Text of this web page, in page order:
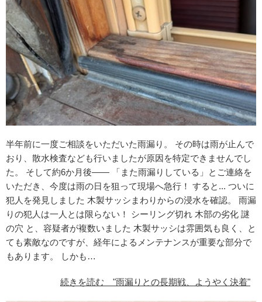
半年前に一度ご相談をいただいた雨漏り。 その時は雨が止んで
おり、散水検査なども行いましたが原因を特定できませんでし
た。 そして約6か月後―― 「また雨漏りしている」とご連絡を
いただき、今度は雨の日を狙って現場へ急行！ すると... ついに
犯人を発見しました 木製サッシまわりからの浸水を確認。 雨漏
りの犯人は一人とは限らない！ シーリング切れ 木部の劣化 謎
の穴 と、容疑者が複数いました 木製サッシは雰囲気も良く、と
ても素敵なのですが、経年によるメンテナンスが重要な部分で
もあります。 しかも…
続きを読む "雨漏りとの長期戦、ようやく決着"